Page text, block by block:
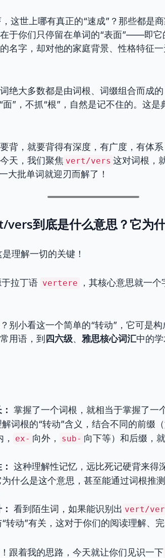
，这世上哪有真正的“速成”？那些都是
于你们只停留在单词的“表面”——即它
名字，却对他的家庭背景、性格特征
绝大多数都是由词根、词缀组合而成
面”，不抓“根”，自然是记不住的。这
背，就要背得有深度，有广度，有体
天，我们聚焦 vert/vers 这对词根，
大批单词就迎刃而解了！
vers到底是什么意思？它为
理解一切的关键！
拉丁语 vertere ，其核心意思就一个
别小看这一个简单的“转动”，它可是
用语，到四六级、 雅思核心词汇中的
掌握了一个词根，就相当于掌握了一
词根的“转动”含义，结合不同的前缀
， ex- 向外， sub- 向下等）和后缀，
这种理解性记忆，远比死记硬背来得
什么是这个意思，甚至能通过词根推
看到陌生词，如果能识别出 vert/
转动”有关，这对于你们的阅读理解、
跟着我的思路，今天就让你们见识一下